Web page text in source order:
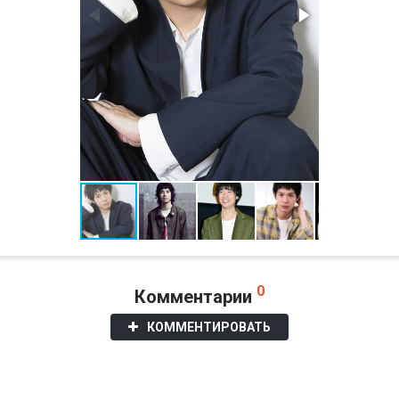
Комментарии 0
КОММЕНТИРОВАТЬ